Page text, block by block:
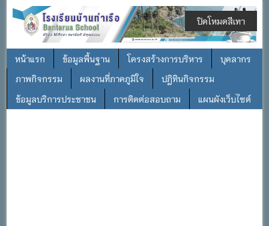
หน้าแรก ข้อมูลพื้นฐาน โครงสร้างการบริหาร
บุคลากร
ภาพกิจกรรม
ผลงานที่ภาคภูมิใจ
ปฎิทินกิจกรรม
ข้อมูลบริการประชาชน
การติดต่อสอบถาม แผนผังเว็บไซต์
ปิดโหมดสีเทา